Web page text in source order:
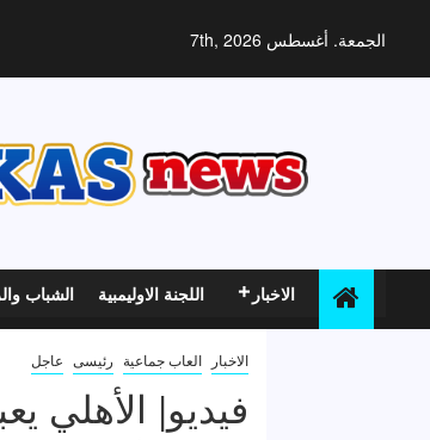
الجمعة. أغسطس 7th, 2026
الاخبار اللجنة الاوليمبية الشباب
الاخبار العاب جماعية رئيسى عاجل
فيديو| الأهلي